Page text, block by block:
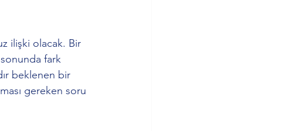
ilişki olacak. Bir
fark
beklenen bir
gereken soru